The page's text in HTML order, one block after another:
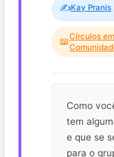
✍️Kay Pranis
📖Círculos
Como
tem
e que se
para o